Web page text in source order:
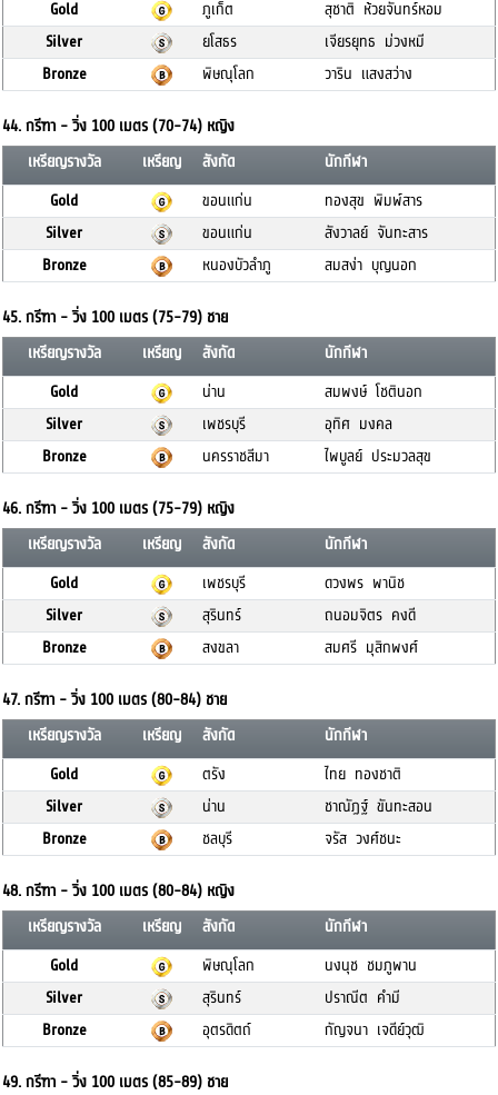
Gold ภูเก็ต
สุชาติ ห้วยจันทร์หอม
Silver
ยโสธร
เจียรยุทธ ม่วงหมี
Bronze
พิษณุโลก วาริน แสงสว่าง
44. กรีฑา - วิ่ง 100 เมตร (70-74) หญิง
เหรียญรางวัล
เหรียญ สังกัด
นักกีฬา
Gold
ขอนแก่น
ทองสุข พิมพ์สาร
Silver
ขอนแก่น
สังวาลย์ จันทะสาร
Bronze
หนองบัวลำภู สมสง่า บุญนอก
45. กรีฑา - วิ่ง 100 เมตร (75-79) ชาย
เหรียญรางวัล
เหรียญ สังกัด
นักกีฬา
Gold
น่าน
สมพงษ์ โชตินอก
Silver
เพชรบุรี
อุทิศ มงคล
Bronze
นครราชสีมา ไพบูลย์ ประมวลสุข
46. กรีฑา - วิ่ง 100 เมตร (75-79) หญิง
เหรียญรางวัล
เหรียญ สังกัด
นักกีฬา
Gold
เพชรบุรี
ดวงพร พานิช
Silver
สุรินทร์
ถนอมจิตร คงดี
Bronze
สงขลา สมศรี มุสิกพงศ์
47. กรีฑา - วิ่ง 100 เมตร (80-84) ชาย
เหรียญรางวัล
เหรียญ สังกัด
นักกีฬา
Gold
ตรัง
ไทย ทองชาติ
Silver
น่าน
ชาณัฏฐ์ ขันทะสอน
Bronze
ชลบุรี จรัส วงศ์ชนะ
48. กรีฑา - วิ่ง 100 เมตร (80-84) หญิง
เหรียญรางวัล
เหรียญ สังกัด
นักกีฬา
Gold
พิษณุโลก
นงนุช ชมภูพาน
Silver
สุรินทร์
ปราณีต คำมี
Bronze
อุตรดิตถ์ กัญจนา เจดีย์วุฒิ
49. กรีฑา - วิ่ง 100 เมตร (85-89) ชาย